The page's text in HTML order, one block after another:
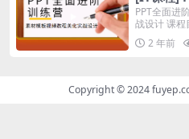
板视频教
PPT全面进
战设计 课程
2 年前
Copyright © 2024